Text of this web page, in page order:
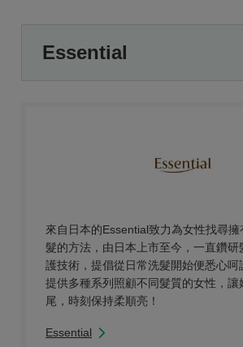
Essential
來自日本的Essential致力為女性找尋擁
髮的方法，由日本上市至今，一直鑽研
護技術，提倡從日常洗髮開始便悉心呵
提供多種系列照顧不同髮質的女性，讓
尾，時刻保持柔順亮！
Essential